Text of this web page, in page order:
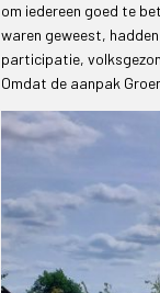
om iedereen goed te
waren geweest,
participatie,
Omdat de aanpak